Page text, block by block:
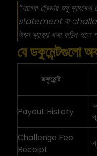
“অনেক ট্রেডার শুধু
statement বা
উৎস ব্যাখ্যা করা কঠিন হতে
যে ডকুমেন্টগুলো
ডকুমেন্ট
Payout History
Challenge Fee
Receipt